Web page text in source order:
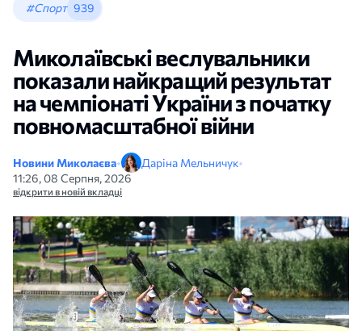
#Спорт 939
Миколаївські веслувальники
показали найкращий результат
на чемпіонаті України з початку
повномасштабної війни
Новини Миколаєва• Даріна Мельничук•
11:26, 08 Серпня, 2026
відкрити в новій вкладці